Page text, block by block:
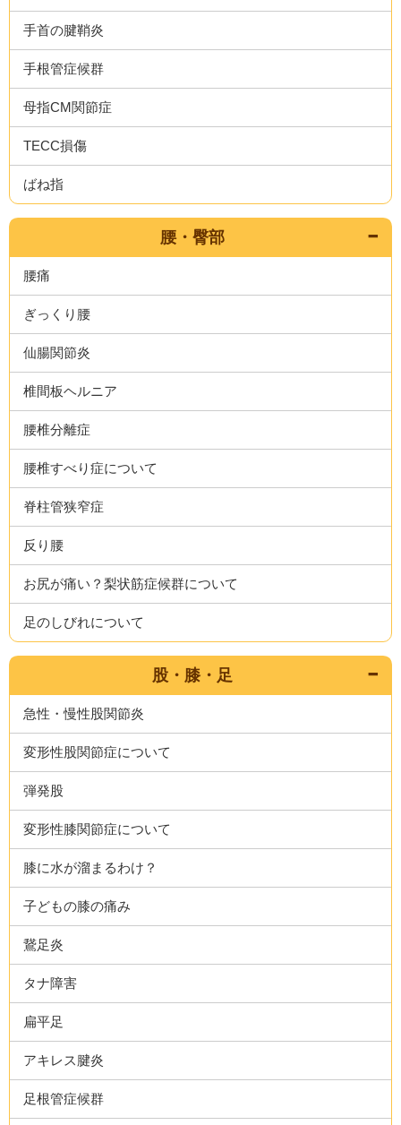
手首の腱鞘炎
手根管症候群
母指CM関節症
TECC損傷
ばね指
腰・臀部
腰痛
ぎっくり腰
仙腸関節炎
椎間板ヘルニア
腰椎分離症
腰椎すべり症について
脊柱管狭窄症
反り腰
お尻が痛い？梨状筋症候群について
足のしびれについて
股・膝・足
急性・慢性股関節炎
変形性股関節症について
弾発股
変形性膝関節症について
膝に水が溜まるわけ？
子どもの膝の痛み
鵞足炎
タナ障害
扁平足
アキレス腱炎
足根管症候群